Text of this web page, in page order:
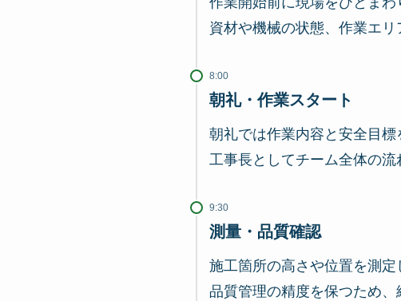
資材や機械の状態、作業エ
8:00
朝礼・作業スタート
朝礼では作業内容と安全目標
工事長としてチーム全体の流
9:30
測量・品質確認
施工箇所の高さや位置を測定
品質管理の精度を保つため、